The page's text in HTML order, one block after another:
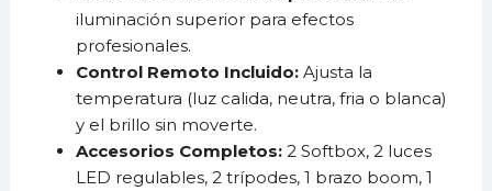
iluminación superior para efectos
profesionales.
Control Remoto Incluido: Ajusta la
temperatura (luz calida, neutra, fria o blanca)
y el brillo sin moverte.
Accesorios Completos: 2 Softbox, 2 luces
LED regulables, 2 trípodes, 1 brazo boom, 1